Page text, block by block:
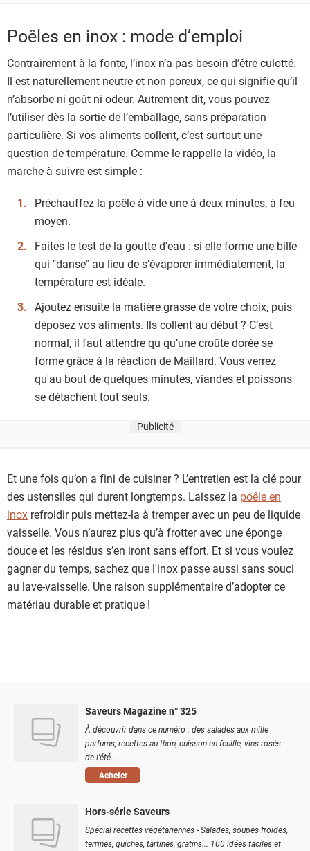
Poêles en inox : mode d’emploi
Contrairement à la fonte, l’inox n’a pas besoin d’être culotté.
Il est naturellement neutre et non poreux, ce qui signifie qu’il
n’absorbe ni goût ni odeur. Autrement dit, vous pouvez
l’utiliser dès la sortie de l’emballage, sans préparation
particulière. Si vos aliments collent, c’est surtout une
question de température. Comme le rappelle la vidéo, la
marche à suivre est simple :
Préchauffez la poêle à vide une à deux minutes, à feu
moyen.
Faites le test de la goutte d’eau : si elle forme une bille
qui "danse" au lieu de s’évaporer immédiatement, la
température est idéale.
Ajoutez ensuite la matière grasse de votre choix, puis
déposez vos aliments. Ils collent au début ? C’est
normal, il faut attendre qu qu’une croûte dorée se
forme grâce à la réaction de Maillard. Vous verrez
qu'au bout de quelques minutes, viandes et poissons
se détachent tout seuls.
Publicité
Et une fois qu’on a fini de cuisiner ? L’entretien est la clé pour
des ustensiles qui durent longtemps. Laissez la poêle en
inox refroidir puis mettez-la à tremper avec un peu de liquide
vaisselle. Vous n’aurez plus qu’à frotter avec une éponge
douce et les résidus s’en iront sans effort. Et si vous voulez
gagner du temps, sachez que l'inox passe aussi sans souci
au lave-vaisselle. Une raison supplémentaire d’adopter ce
matériau durable et pratique !
Saveurs Magazine n° 325
À découvrir dans ce numéro : des salades aux mille
parfums, recettes au thon, cuisson en feuille, vins rosés
de l'été...
Acheter
Hors-série Saveurs
Spécial recettes végétariennes - Salades, soupes froides,
terrines, quiches, tartines, gratins... 100 idées faciles et